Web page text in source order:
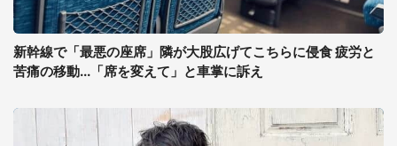
新幹線で「最悪の座席」隣が大股広げてこちらに侵食 疲労と
苦痛の移動...「席を変えて」と車掌に訴え